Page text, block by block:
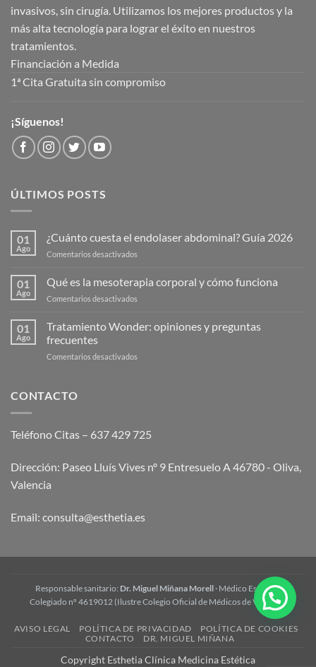
invasivos, sin cirugía. Utilizamos los mejores productos y la
más alta tecnología para lograr el éxito en nuestros
tratamientos.
Financiación a Medida
1ª Cita Gratuita sin compromiso
¡Síguenos!
ÚLTIMOS POSTS
01
Ago
¿Cuánto cuesta el endolaser abdominal? Guía 2026
Comentarios desactivados
cuesta
el
Guía
01
Ago
Qué es la mesoterapia corporal y cómo funciona
Comentarios desactivados
es
01
Ago
Tratamiento Wonder: opiniones y preguntas
frecuentes
Comentarios desactivados
CONTACTO
Teléfono Citas – 637 429 725
Dirección: Paseo Lluís Vives nº 9 Entresuelo A 46780 - Oliva,
Valencia
Email: consulta@esthetia.es
Responsable sanitario: Dr. Miguel Miñana Morell· Médico Estético ·
Colegiado nº 4619012 (Ilustre Colegio Oficial de Médicos de Valencia)
AVISO LEGAL POLÍTICA DE PRIVACIDAD
POLÍTICA DE COOKIES
CONTACTO
DR. MIGUEL MIÑANA
Copyright Esthetia Clínica Medicina Estética